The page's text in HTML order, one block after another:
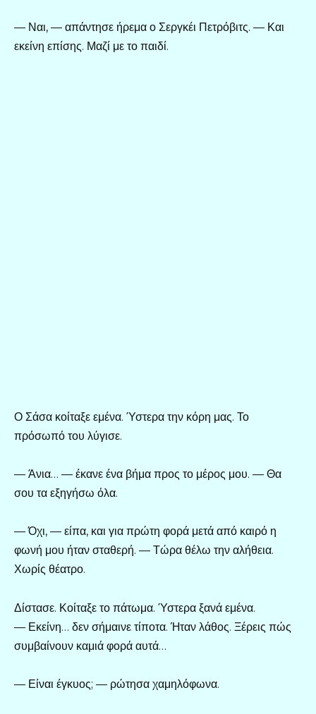
— Ναι, — απάντησε ήρεμα ο Σεργκέι Πετρόβιτς. — Και
εκείνη επίσης. Μαζί με το παιδί.
Ο Σάσα κοίταξε εμένα. Ύστερα την κόρη μας. Το
πρόσωπό του λύγισε.
— Άνια… — έκανε ένα βήμα προς το μέρος μου. — Θα
σου τα εξηγήσω όλα.
— Όχι, — είπα, και για πρώτη φορά μετά από καιρό η
φωνή μου ήταν σταθερή. — Τώρα θέλω την αλήθεια.
Χωρίς θέατρο.
Δίστασε. Κοίταξε το πάτωμα. Ύστερα ξανά εμένα.
— Εκείνη… δεν σήμαινε τίποτα. Ήταν λάθος. Ξέρεις πώς
συμβαίνουν καμιά φορά αυτά…
— Είναι έγκυος; — ρώτησα χαμηλόφωνα.